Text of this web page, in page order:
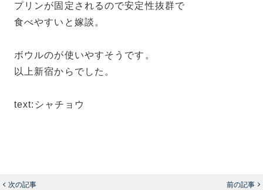
プリンが固定されるので安定性抜群で
食べやすいと嫁談。
ボウルのが使いやすそうです。
以上新宿からでした。
text:シャチョウ
次の記事 前の記事